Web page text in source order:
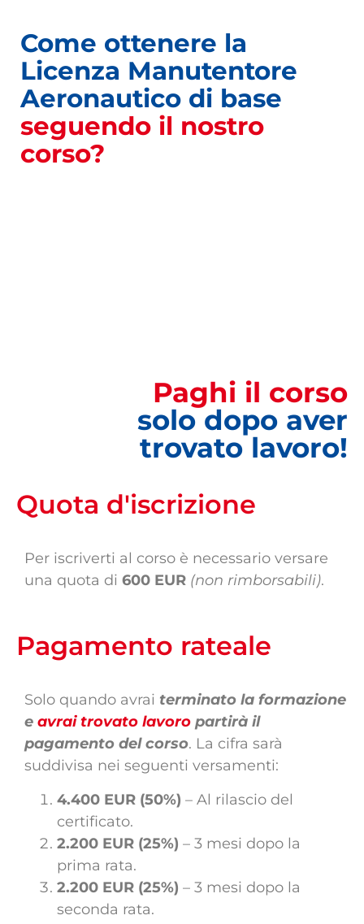
Come ottenere la
Licenza Manutentore
Aeronautico di base
seguendo il nostro
corso?
Paghi il corso
solo dopo aver
trovato lavoro!
Quota d'iscrizione
Per iscriverti al corso è necessario versare
una quota di 600 EUR (non rimborsabili).
Pagamento rateale
Solo quando avrai terminato la formazione
e avrai trovato lavoro partirà il
pagamento del corso. La cifra sarà
suddivisa nei seguenti versamenti:
4.400 EUR (50%) – Al rilascio del
certificato.
2.200 EUR (25%) – 3 mesi dopo la
prima rata.
2.200 EUR (25%) – 3 mesi dopo la
seconda rata.